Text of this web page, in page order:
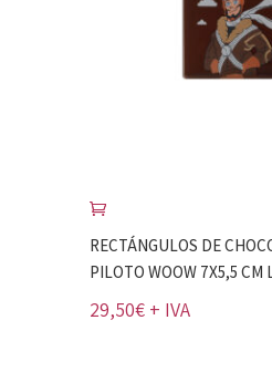
RECTÁNGULOS DE
PILOTO WOOW 7X5,5 CM
29,50€ + IVA